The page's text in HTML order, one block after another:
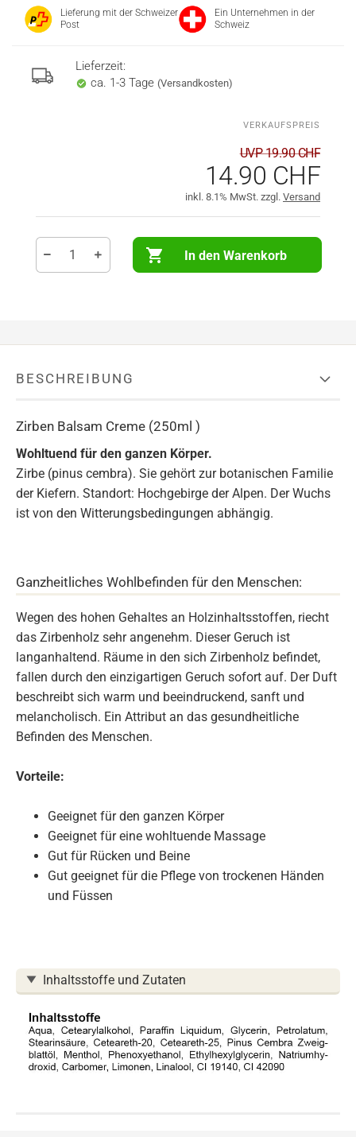
Lieferung mit der Schweizer
Post
Ein Unternehmen in der
Schweiz
Lieferzeit:
ca. 1-3 Tage (Versandkosten)
UVP 19.90 CHF
14.90 CHF
inkl. 8.1% MwSt. zzgl. Versand
In den Warenkorb
BESCHREIBUNG
Zirben Balsam Creme (250ml )
Wohltuend für den ganzen Körper.
Zirbe (pinus cembra). Sie gehört zur botanischen Familie
der Kiefern. Standort: Hochgebirge der Alpen. Der Wuchs
ist von den Witterungsbedingungen abhängig.
Ganzheitliches Wohlbefinden für den Menschen:
Wegen des hohen Gehaltes an Holzinhaltsstoffen, riecht
das Zirbenholz sehr angenehm. Dieser Geruch ist
langanhaltend. Räume in den sich Zirbenholz befindet,
fallen durch den einzigartigen Geruch sofort auf. Der Duft
beschreibt sich warm und beeindruckend, sanft und
melancholisch. Ein Attribut an das gesundheitliche
Befinden des Menschen.
Vorteile:
Geeignet für den ganzen Körper
Geeignet für eine wohltuende Massage
Gut für Rücken und Beine
Gut geeignet für die Pflege von trockenen Händen
und Füssen
Inhaltsstoffe und Zutaten